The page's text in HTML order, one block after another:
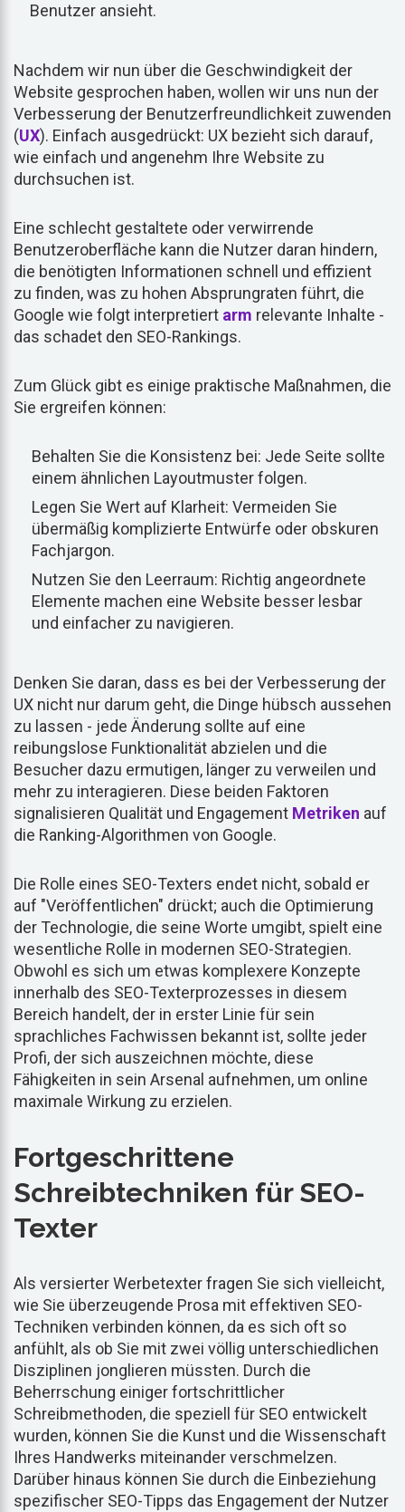
Benutzer ansieht.
Nachdem wir nun über die Geschwindigkeit der
Website gesprochen haben, wollen wir uns nun der
Verbesserung der Benutzerfreundlichkeit zuwenden
(UX). Einfach ausgedrückt: UX bezieht sich darauf,
wie einfach und angenehm Ihre Website zu
durchsuchen ist.
Eine schlecht gestaltete oder verwirrende
Benutzeroberfläche kann die Nutzer daran hindern,
die benötigten Informationen schnell und effizient
zu finden, was zu hohen Absprungraten führt, die
Google wie folgt interpretiert arm relevante Inhalte -
das schadet den SEO-Rankings.
Zum Glück gibt es einige praktische Maßnahmen, die
Sie ergreifen können:
Behalten Sie die Konsistenz bei: Jede Seite sollte
einem ähnlichen Layoutmuster folgen.
Legen Sie Wert auf Klarheit: Vermeiden Sie
übermäßig komplizierte Entwürfe oder obskuren
Fachjargon.
Nutzen Sie den Leerraum: Richtig angeordnete
Elemente machen eine Website besser lesbar
und einfacher zu navigieren.
Denken Sie daran, dass es bei der Verbesserung der
UX nicht nur darum geht, die Dinge hübsch aussehen
zu lassen - jede Änderung sollte auf eine
reibungslose Funktionalität abzielen und die
Besucher dazu ermutigen, länger zu verweilen und
mehr zu interagieren. Diese beiden Faktoren
signalisieren Qualität und Engagement Metriken auf
die Ranking-Algorithmen von Google.
Die Rolle eines SEO-Texters endet nicht, sobald er
auf "Veröffentlichen" drückt; auch die Optimierung
der Technologie, die seine Worte umgibt, spielt eine
wesentliche Rolle in modernen SEO-Strategien.
Obwohl es sich um etwas komplexere Konzepte
innerhalb des SEO-Texterprozesses in diesem
Bereich handelt, der in erster Linie für sein
sprachliches Fachwissen bekannt ist, sollte jeder
Profi, der sich auszeichnen möchte, diese
Fähigkeiten in sein Arsenal aufnehmen, um online
maximale Wirkung zu erzielen.
Fortgeschrittene
Schreibtechniken für SEO-
Texter
Als versierter Werbetexter fragen Sie sich vielleicht,
wie Sie überzeugende Prosa mit effektiven SEO-
Techniken verbinden können, da es sich oft so
anfühlt, als ob Sie mit zwei völlig unterschiedlichen
Disziplinen jonglieren müssten. Durch die
Beherrschung einiger fortschrittlicher
Schreibmethoden, die speziell für SEO entwickelt
wurden, können Sie die Kunst und die Wissenschaft
Ihres Handwerks miteinander verschmelzen.
Darüber hinaus können Sie durch die Einbeziehung
spezifischer SEO-Tipps das Engagement der Nutzer